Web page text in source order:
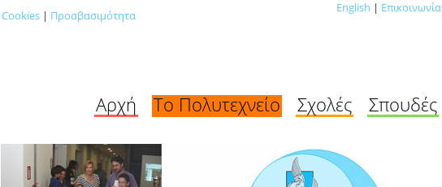
Cookies | Προσβασιμότητα
English | Επικοινωνία
Αρχή Το Πολυτεχνείο Σχολές Σπουδές